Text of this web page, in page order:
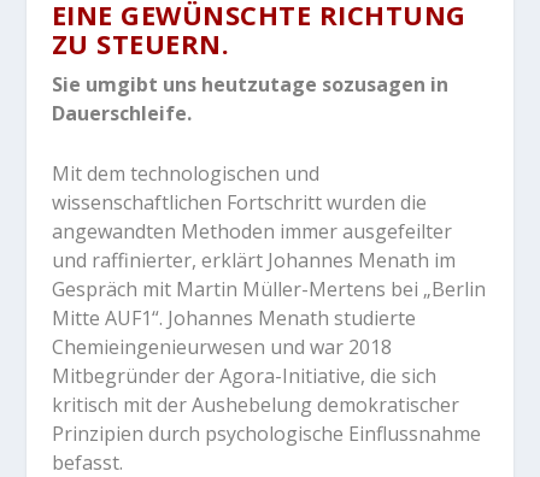
EINE GEWÜNSCHTE RICHTUNG
ZU STEUERN.
Sie umgibt uns heutzutage sozusagen in
Dauerschleife.
Mit dem technologischen und
wissenschaftlichen Fortschritt wurden die
angewandten Methoden immer ausgefeilter
und raffinierter, erklärt Johannes Menath im
Gespräch mit Martin Müller-Mertens bei „Berlin
Mitte AUF1“. Johannes Menath studierte
Chemieingenieurwesen und war 2018
Mitbegründer der Agora-Initiative, die sich
kritisch mit der Aushebelung demokratischer
Prinzipien durch psychologische Einflussnahme
befasst.